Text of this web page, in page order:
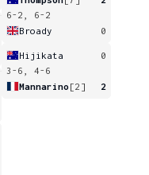
6-2, 6-2
Broady
0
Hijikata
0
3-6, 4-6
Mannarino [2] 2